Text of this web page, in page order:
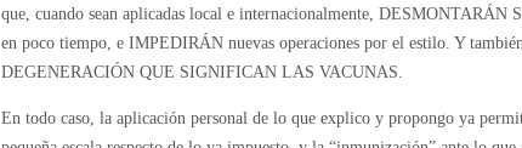
que, cuando sean aplicadas local e internacionalmente, DESMONTARÁN
en poco tiempo, e IMPEDIRÁN nuevas operaciones por el estilo. Y
DEGENERACIÓN QUE SIGNIFICAN LAS VACUNAS.
En todo caso, la aplicación personal de lo que explico y propongo ya